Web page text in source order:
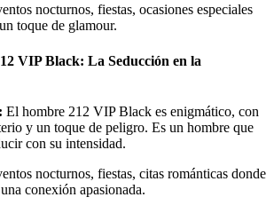
nocturnos, fiestas, ocasiones especiales
toque de glamour.
VIP Black: La Seducción en la
El hombre 212 VIP Black es enigmático, con
y un toque de peligro. Es un hombre que
con su intensidad.
nocturnos, fiestas, citas románticas donde
conexión apasionada.